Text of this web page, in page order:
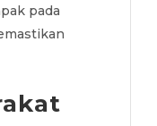
pada